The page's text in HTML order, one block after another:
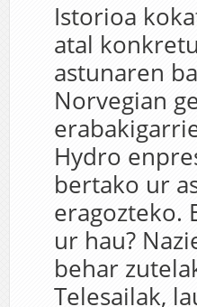
Istorioa
atal
astunaren
Norvegian
Hydro
bertako ur
eragozteko.
ur hau?
behar
Telesailak,